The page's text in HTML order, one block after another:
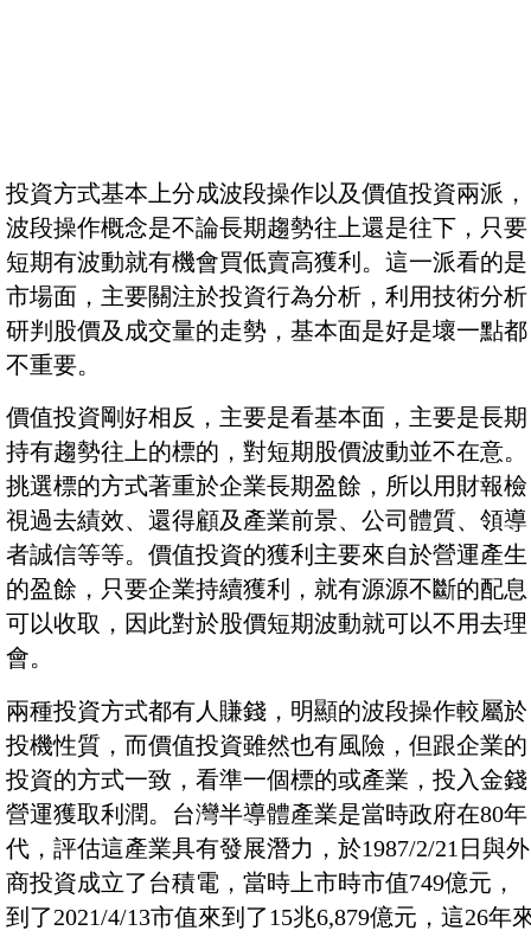
投資方式基本上分成波段操作以及價值投資兩派，
波段操作概念是不論長期趨勢往上還是往下，只要
短期有波動就有機會買低賣高獲利。這一派看的是
市場面，主要關注於投資行為分析，利用技術分析
研判股價及成交量的走勢，基本面是好是壞一點都
不重要。
價值投資剛好相反，主要是看基本面，主要是長期
持有趨勢往上的標的，對短期股價波動並不在意。
挑選標的方式著重於企業長期盈餘，所以用財報檢
視過去績效、還得顧及產業前景、公司體質、領導
者誠信等等。價值投資的獲利主要來自於營運產生
的盈餘，只要企業持續獲利，就有源源不斷的配息
可以收取，因此對於股價短期波動就可以不用去理
會。
兩種投資方式都有人賺錢，明顯的波段操作較屬於
投機性質，而價值投資雖然也有風險，但跟企業的
投資的方式一致，看準一個標的或產業，投入金錢
營運獲取利潤。台灣半導體產業是當時政府在80年
代，評估這產業具有發展潛力，於1987/2/21日與外
商投資成立了台積電，當時上市時市值749億元，
到了2021/4/13市值來到了15兆6,879億元，這26年